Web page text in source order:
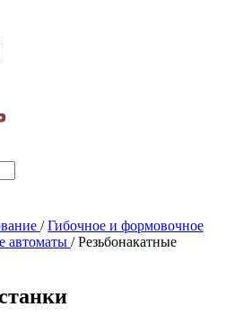
/ Гибочное и формовочное
автоматы / Резьбонакатные